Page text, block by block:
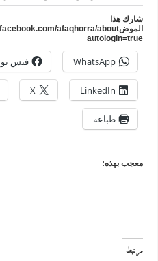
هذا
WhatsApp فيس بوك
LinkedIn
X
طباعة
بهذه: